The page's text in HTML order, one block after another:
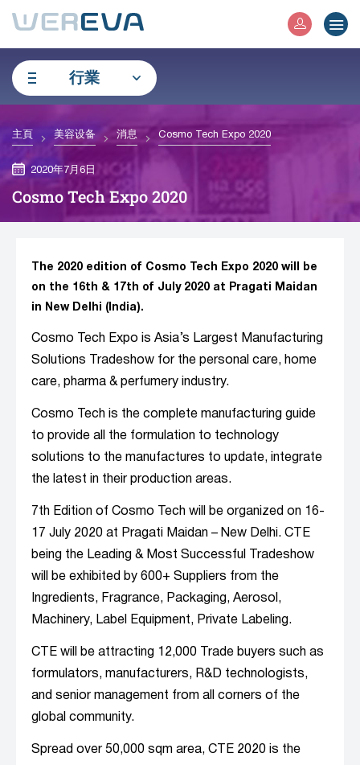
行業
主頁 美容设备 消息 Cosmo Tech Expo 2020
2020年7月6日
Cosmo Tech Expo 2020
The 2020 edition of Cosmo Tech Expo 2020 will be
on the 16th & 17th of July 2020 at Pragati Maidan
in New Delhi (India).
Cosmo Tech Expo is Asia’s Largest Manufacturing
Solutions Tradeshow for the personal care, home
care, pharma & perfumery industry.
Cosmo Tech is the complete manufacturing guide
to provide all the formulation to technology
solutions to the manufactures to update, integrate
the latest in their production areas.
7th Edition of Cosmo Tech will be organized on 16-
17 July 2020 at Pragati Maidan – New Delhi. CTE
being the Leading & Most Successful Tradeshow
will be exhibited by 600+ Suppliers from the
Ingredients, Fragrance, Packaging, Aerosol,
Machinery, Label Equipment, Private Labeling.
CTE will be attracting 12,000 Trade buyers such as
formulators, manufacturers, R&D technologists,
and senior management from all corners of the
global community.
Spread over 50,000 sqm area, CTE 2020 is the